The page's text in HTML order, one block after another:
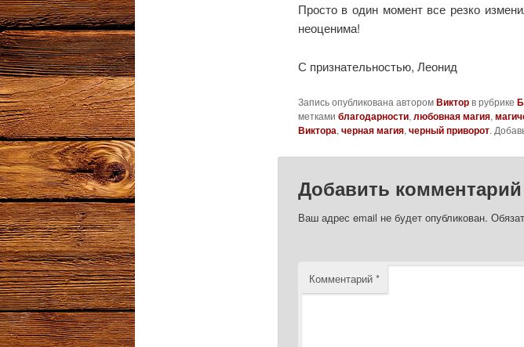
Просто в один момент все резко
неоценима!
С признательностью, Леонид
Запись опубликована авторомВикторв рубрике
метками благодарности, любовная магия,
Виктора, черная магия, черный приворот.
Добавить комментарий
Ваш адрес email не будет опубликован.
Комментарий *